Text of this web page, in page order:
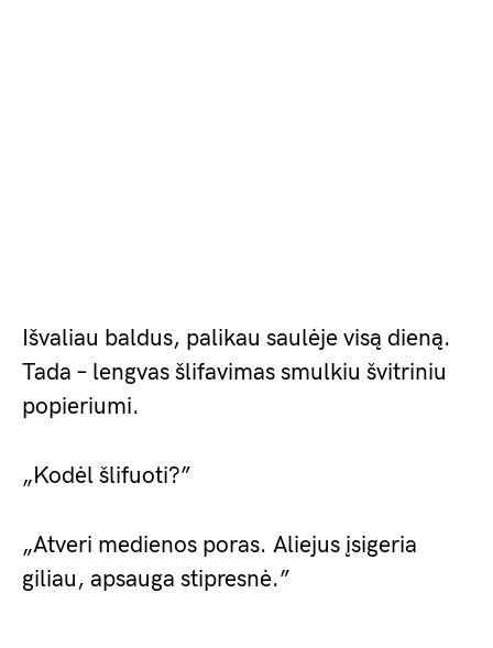
Išvaliau baldus, palikau saulėje visą dieną.
Tada – lengvas šlifavimas smulkiu švitriniu
popieriumi.
„Kodėl šlifuoti?”
„Atveri medienos poras. Aliejus įsigeria
giliau, apsauga stipresnė.”